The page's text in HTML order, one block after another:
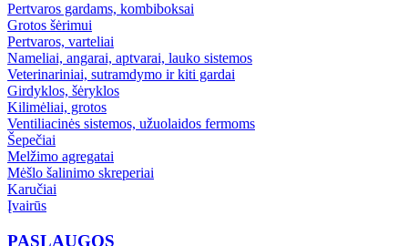
Pertvaros gardams, kombiboksai
Grotos šėrimui
Pertvaros, varteliai
Nameliai, angarai, aptvarai, lauko sistemos
Veterinariniai, sutramdymo ir kiti gardai
Girdyklos, šėryklos
Kilimėliai, grotos
Ventiliacinės sistemos, užuolaidos fermoms
Šepečiai
Melžimo agregatai
Mėšlo šalinimo skreperiai
Karučiai
Įvairūs
PASLAUGOS